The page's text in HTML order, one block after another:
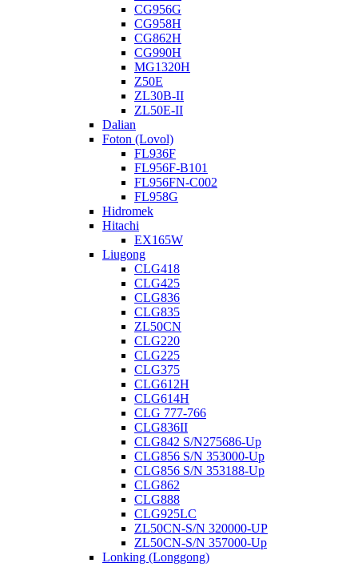
CG956G
CG958H
CG862H
CG990H
MG1320H
Z50E
ZL30B-II
ZL50E-II
Dalian
Foton (Lovol)
FL936F
FL956F-B101
FL956FN-C002
FL958G
Hidromek
Hitachi
EX165W
Liugong
CLG418
CLG425
CLG836
CLG835
ZL50CN
CLG220
CLG225
CLG375
CLG612H
CLG614H
CLG 777-766
CLG836II
CLG842 S/N275686-Up
CLG856 S/N 353000-Up
CLG856 S/N 353188-Up
CLG862
CLG888
CLG925LC
ZL50CN-S/N 320000-UP
ZL50CN-S/N 357000-Up
Lonking (Longgong)